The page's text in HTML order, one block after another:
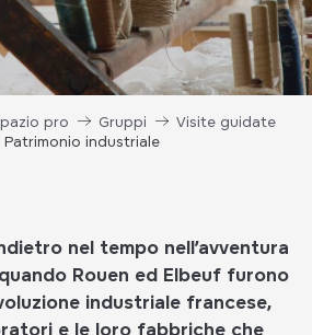
pro Gruppi
Visite guidate
Patrimonio industriale
nel tempo nell’avventura
Rouen ed Elbeuf furono
industriale francese,
e le loro fabbriche che